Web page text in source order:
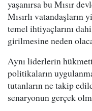
yaşanırsa bu Mısır
Mısırlı vatandaşların
temel ihtiyaçlarını
girilmesine neden
Aynı liderlerin
politikaların
tutanların ne takip
senaryonun gerçek